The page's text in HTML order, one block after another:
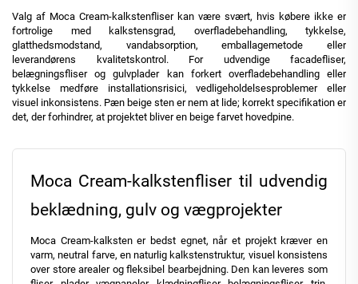
Valg af Moca Cream-kalkstenfliser kan være svært, hvis købere ikke er
fortrolige med kalkstensgrad, overfladebehandling, tykkelse,
glatthedsmodstand, vandabsorption, emballagemetode eller
leverandørens kvalitetskontrol. For udvendige facadefliser,
belægningsfliser og gulvplader kan forkert overfladebehandling eller
tykkelse medføre installationsrisici, vedligeholdelsesproblemer eller
visuel inkonsistens. Pæn beige sten er nem at lide; korrekt specifikation er
det, der forhindrer, at projektet bliver en beige farvet hovedpine.
Moca Cream-kalkstenfliser til udvendig
beklædning, gulv og vægprojekter
Moca Cream-kalksten er bedst egnet, når et projekt kræver en
varm, neutral farve, en naturlig kalkstenstruktur, visuel konsistens
over store arealer og fleksibel bearbejdning. Den kan leveres som